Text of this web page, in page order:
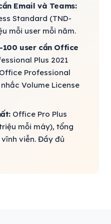
Email và Teams:
Standard (TND-
mỗi user mỗi năm.
100 user cần Office
Plus 2021
Professional
nhắc Volume License
Office Pro Plus
mỗi máy), tổng
vĩnh viễn. Đầy đủ